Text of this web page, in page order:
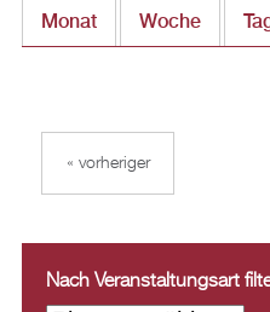
Monat Woche
« vorheriger
Nach Veranstaltungsart